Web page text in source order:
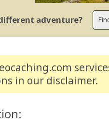
adventure?
in our disclaimer.